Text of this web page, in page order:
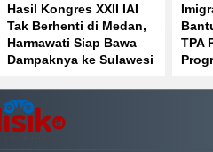
Hasil Kongres XXII IAI
Tak Berhenti di Medan,
Harmawati Siap Bawa
Dampaknya ke Sulawesi
TPA